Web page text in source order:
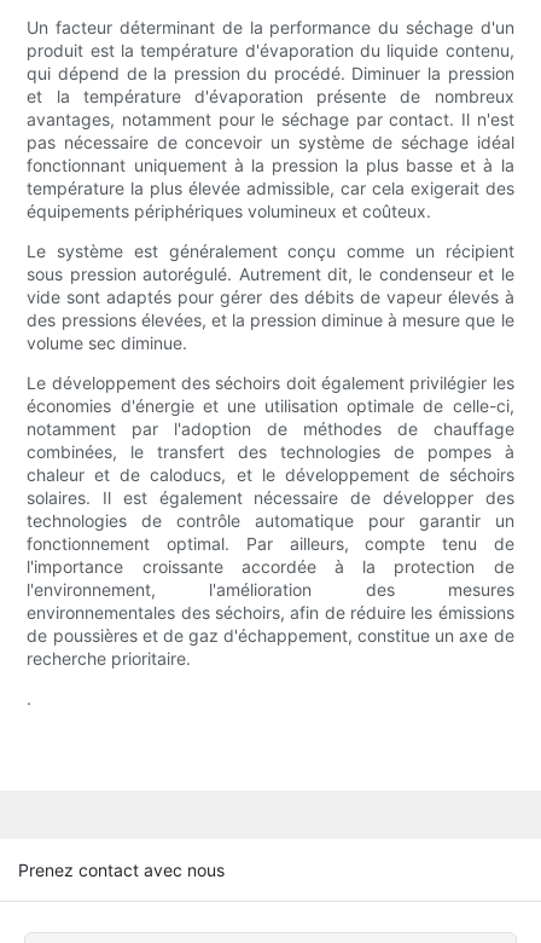
Un facteur déterminant de la performance du séchage d'un
produit est la température d'évaporation du liquide contenu,
qui dépend de la pression du procédé. Diminuer la pression
et la température d'évaporation présente de nombreux
avantages, notamment pour le séchage par contact. Il n'est
pas nécessaire de concevoir un système de séchage idéal
fonctionnant uniquement à la pression la plus basse et à la
température la plus élevée admissible, car cela exigerait des
équipements périphériques volumineux et coûteux.
Le système est généralement conçu comme un récipient
sous pression autorégulé. Autrement dit, le condenseur et le
vide sont adaptés pour gérer des débits de vapeur élevés à
des pressions élevées, et la pression diminue à mesure que le
volume sec diminue.
Le développement des séchoirs doit également privilégier les
économies d'énergie et une utilisation optimale de celle-ci,
notamment par l'adoption de méthodes de chauffage
combinées, le transfert des technologies de pompes à
chaleur et de caloducs, et le développement de séchoirs
solaires. Il est également nécessaire de développer des
technologies de contrôle automatique pour garantir un
fonctionnement optimal. Par ailleurs, compte tenu de
l'importance croissante accordée à la protection de
l'environnement, l'amélioration des mesures
environnementales des séchoirs, afin de réduire les émissions
de poussières et de gaz d'échappement, constitue un axe de
recherche prioritaire.
.
Prenez contact avec nous